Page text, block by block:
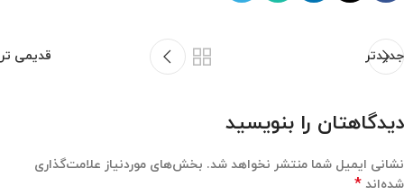
جدیدتر قدیمی تر
دیدگاهتان را بنویسید
نشانی ایمیل شما منتشر نخواهد شد. بخش‌های موردنیاز علامت‌گذاری
شده‌اند *